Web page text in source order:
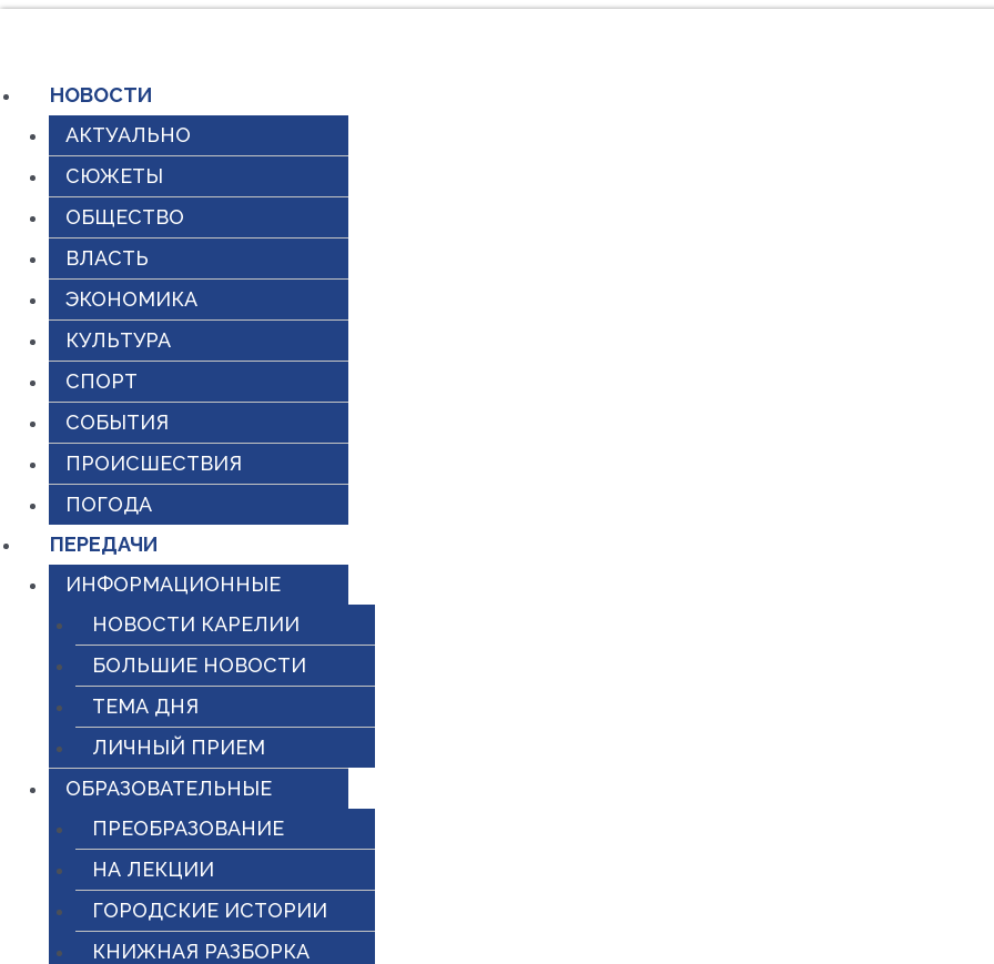
содержимому
НОВОСТИ
АКТУАЛЬНО
СЮЖЕТЫ
ОБЩЕСТВО
ВЛАСТЬ
ЭКОНОМИКА
КУЛЬТУРА
СПОРТ
СОБЫТИЯ
ПРОИСШЕСТВИЯ
ПОГОДА
ПЕРЕДАЧИ
ИНФОРМАЦИОННЫЕ
НОВОСТИ КАРЕЛИИ
БОЛЬШИЕ НОВОСТИ
ТЕМА ДНЯ
ЛИЧНЫЙ ПРИЕМ
ОБРАЗОВАТЕЛЬНЫЕ
ПРЕОБРАЗОВАНИЕ
НА ЛЕКЦИИ
ГОРОДСКИЕ ИСТОРИИ
КНИЖНАЯ РАЗБОРКА